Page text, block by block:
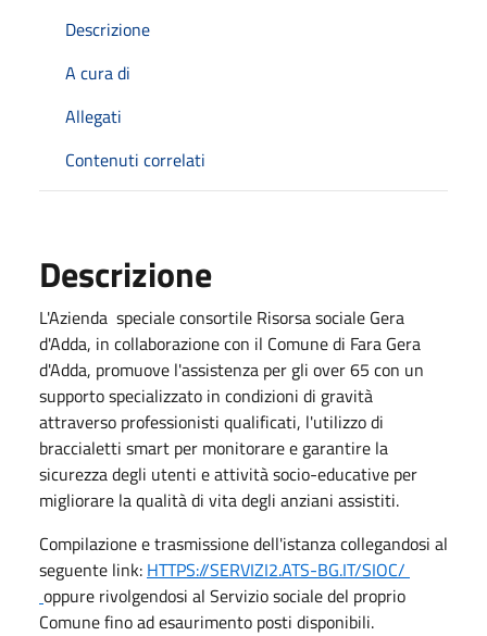
Descrizione
A cura di
Allegati
Contenuti correlati
Descrizione
L'Azienda speciale consortile Risorsa sociale Gera
d'Adda, in collaborazione con il Comune di Fara Gera
d'Adda, promuove l'assistenza per gli over 65 con un
supporto specializzato in condizioni di gravità
attraverso professionisti qualificati, l'utilizzo di
braccialetti smart per monitorare e garantire la
sicurezza degli utenti e attività socio-educative per
migliorare la qualità di vita degli anziani assistiti.
Compilazione e trasmissione dell'istanza collegandosi al
seguente link: HTTPS://SERVIZI2.ATS-BG.IT/SIOC/
oppure rivolgendosi al Servizio sociale del proprio
Comune fino ad esaurimento posti disponibili.